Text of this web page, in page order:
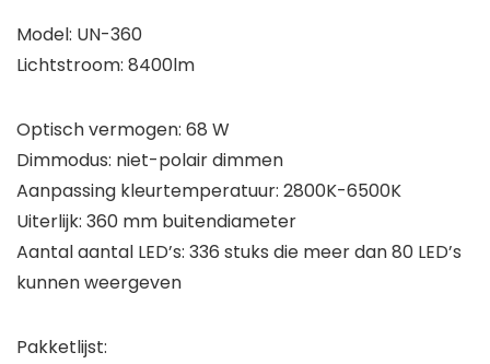
Model: UN-360
Lichtstroom: 8400lm
Optisch vermogen: 68 W
Dimmodus: niet-polair dimmen
Aanpassing kleurtemperatuur: 2800K-6500K
Uiterlijk: 360 mm buitendiameter
Aantal aantal LED’s: 336 stuks die meer dan 80 LED’s
kunnen weergeven
Pakketlijst: